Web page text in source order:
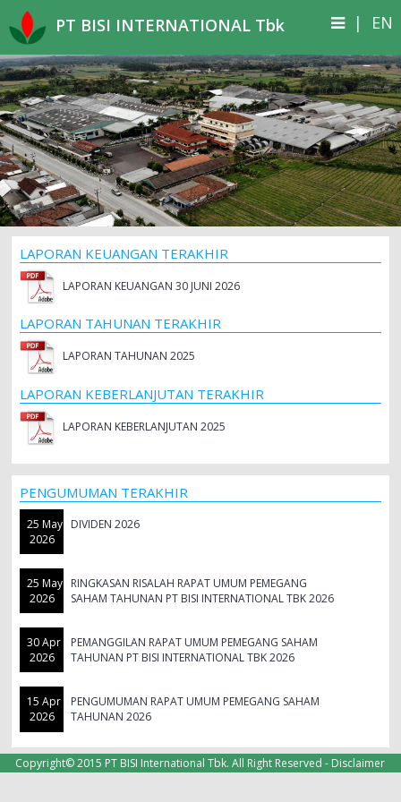
PT BISI INTERNATIONAL Tbk | EN
LAPORAN KEUANGAN TERAKHIR
LAPORAN KEUANGAN 30 JUNI 2026
LAPORAN TAHUNAN TERAKHIR
LAPORAN TAHUNAN 2025
LAPORAN KEBERLANJUTAN TERAKHIR
LAPORAN KEBERLANJUTAN 2025
PENGUMUMAN TERAKHIR
25 May
2026
DIVIDEN 2026
25 May
2026
RINGKASAN RISALAH RAPAT UMUM PEMEGANG
SAHAM TAHUNAN PT BISI INTERNATIONAL TBK 2026
30 Apr
2026
PEMANGGILAN RAPAT UMUM PEMEGANG SAHAM
TAHUNAN PT BISI INTERNATIONAL TBK 2026
15 Apr
2026
PENGUMUMAN RAPAT UMUM PEMEGANG SAHAM
TAHUNAN 2026
Copyright© 2015 PT BISI International Tbk. All Right Reserved - Disclaimer